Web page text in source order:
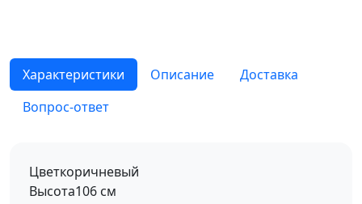
Характеристики Описание
Доставка
Вопрос-ответ
Цветкоричневый
Высота106 см